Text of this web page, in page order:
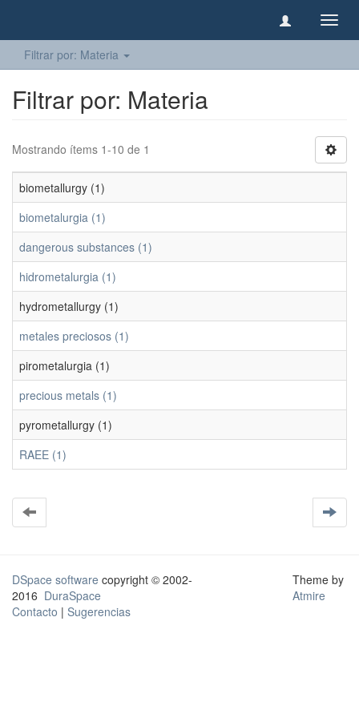
Filtrar por: Materia
Filtrar por: Materia
Mostrando ítems 1-10 de 1
biometallurgy (1)
biometalurgia (1)
dangerous substances (1)
hidrometalurgia (1)
hydrometallurgy (1)
metales preciosos (1)
pirometalurgia (1)
precious metals (1)
pyrometallurgy (1)
RAEE (1)
DSpace software copyright © 2002-
2016 DuraSpace
Contacto | Sugerencias
Theme by
Atmire